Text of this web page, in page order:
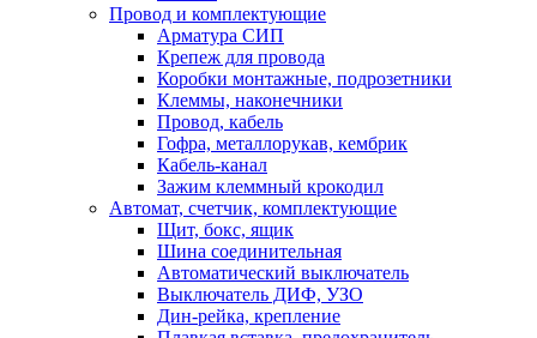
Провод и комплектующие
Арматура СИП
Крепеж для провода
Коробки монтажные, подрозетники
Клеммы, наконечники
Провод, кабель
Гофра, металлорукав, кембрик
Кабель-канал
Зажим клеммный крокодил
Автомат, счетчик, комплектующие
Щит, бокс, ящик
Шина соединительная
Автоматический выключатель
Выключатель ДИФ, УЗО
Дин-рейка, крепление